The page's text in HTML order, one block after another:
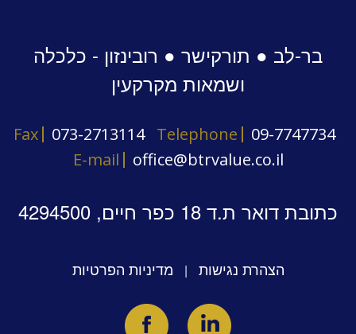
בר-לב ● תורקישר ● רובינזון - כלכלה
ושמאות מקרקעין
Fax 073-2713114 Telephone
09-7747734
E-mail
office@btrvalue.co.il
כתובת דואר ת.ד 18 כפר חיים, 4294500
הצהרת נגישות | מדיניות הפרטיות